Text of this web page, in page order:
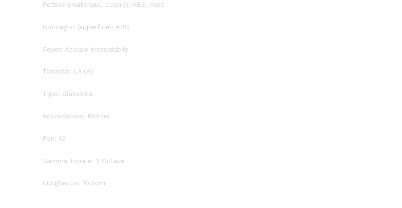
Pettine (materiale, colore): ABS, nero
Boccaglio (superfice): ABS
Cover: Acciaio inossidabile
Tonalità: LA (A)
Tipo: Diatonica
Accordatura: Richter
Fori: 10
Gamma tonale: 3 Octave
Lunghezza: 10,5cm